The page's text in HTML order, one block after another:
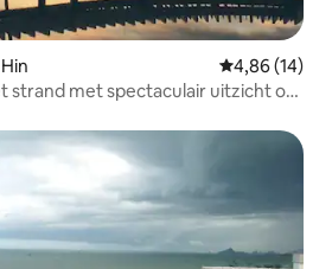
Gemiddelde
4,86 (14)
strand met spectaculair uitzicht op